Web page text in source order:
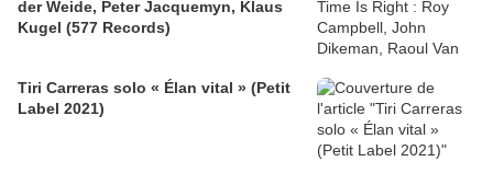
der Weide, Peter Jacquemyn, Klaus
Kugel (577 Records)
Tiri Carreras solo « Élan vital » (Petit
Label 2021)